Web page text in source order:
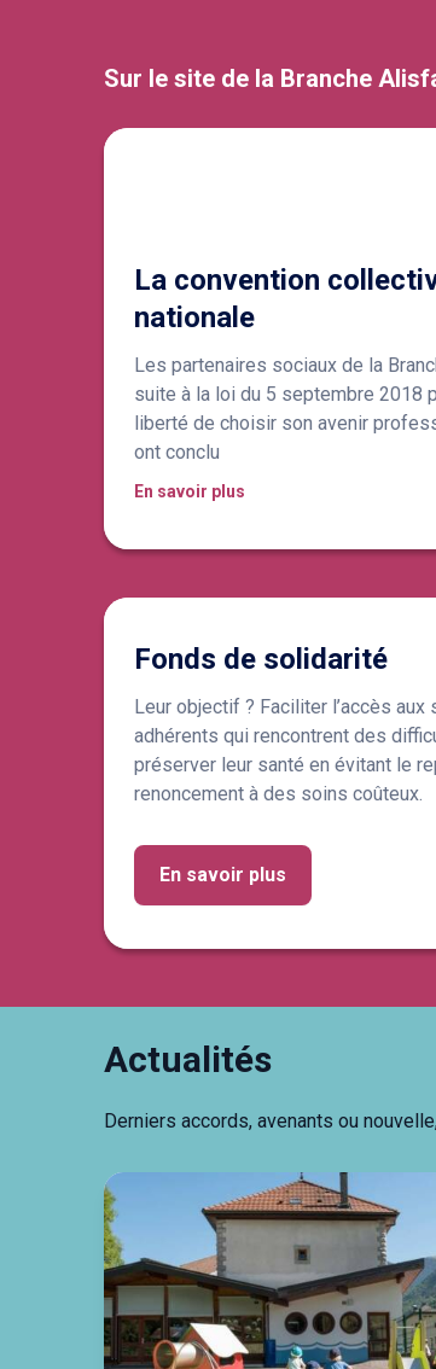
Sur le site de la Branche
La convention
nationale
Les partenaires sociaux de la
suite à la loi du 5 septembre 2018
liberté de choisir son avenir
ont conclu
En savoir plus
Fonds de solidarité
Leur objectif ? Faciliter l’accès
adhérents qui rencontrent des
préserver leur santé en évitant le
renoncement à des soins coûteux.
En savoir plus
Actualités
Derniers accords, avenants ou